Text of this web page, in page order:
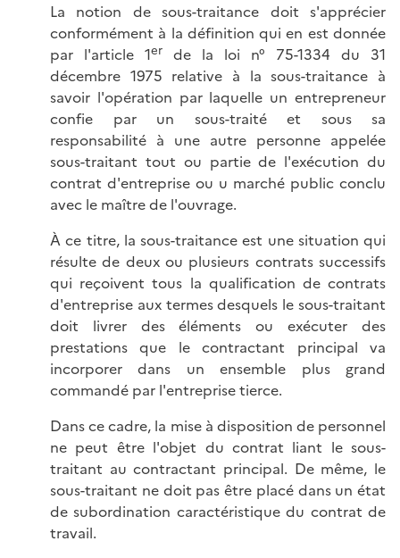
La notion de sous-traitance doit s'apprécier
conformément à la définition qui en est donnée
par l'article 1er de la loi n° 75-1334 du 31
décembre 1975 relative à la sous-traitance à
savoir l'opération par laquelle un entrepreneur
confie par un sous-traité et sous sa
responsabilité à une autre personne appelée
sous-traitant tout ou partie de l'exécution du
contrat d'entreprise ou u marché public conclu
avec le maître de l'ouvrage.
À ce titre, la sous-traitance est une situation qui
résulte de deux ou plusieurs contrats successifs
qui reçoivent tous la qualification de contrats
d'entreprise aux termes desquels le sous-traitant
doit livrer des éléments ou exécuter des
prestations que le contractant principal va
incorporer dans un ensemble plus grand
commandé par l'entreprise tierce.
Dans ce cadre, la mise à disposition de personnel
ne peut être l'objet du contrat liant le sous-
traitant au contractant principal. De même, le
sous-traitant ne doit pas être placé dans un état
de subordination caractéristique du contrat de
travail.